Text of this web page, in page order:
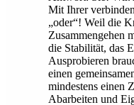
Mit Ihrer
„oder“! Weil die
Zusammengehen
die Stabilität, das
Ausprobieren
einen
mindestens einen
Abarbeiten und